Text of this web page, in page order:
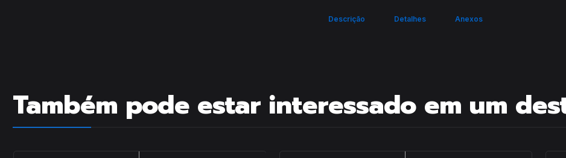
Descrição Detalhes Anexos
Também pode estar interessado em um